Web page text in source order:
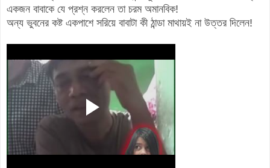
একজন বাবাকে যে প্রশ্ন করলেন তা চরম অমানবিক!
অন্য ভুবনের কষ্ট একপাশে সরিয়ে বাবাটা কী ঠান্ডা মাথায়ই না উত্তর দিলেন!